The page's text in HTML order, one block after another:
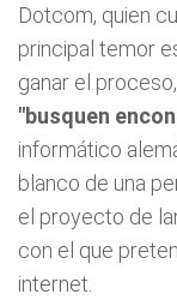
Dotcom, quien
principal temor
ganar el
"busquen
informático
blanco de una
el proyecto de
con el que
internet.